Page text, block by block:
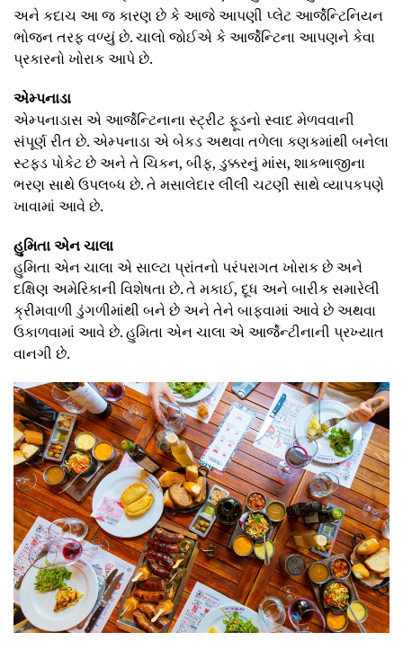
અને કદાચ આ જ કારણ છે કે આજે આપણી પ્લેટ આર્જેન્ટિનિયન
ભોજન તરફ વળ્યું છે. ચાલો જોઈએ કે આર્જેન્ટિના આપણને કેવા
પ્રકારનો ખોરાક આપે છે.
એમ્પનાડા
એમ્પનાડાસ એ આર્જેન્ટિનાના સ્ટ્રીટ ફૂડનો સ્વાદ મેળવવાની
સંપૂર્ણ રીત છે. એમ્પનાડા એ બેકડ અથવા તળેલા કણકમાંથી બનેલા
સ્ટફ્ડ પોકેટ છે અને તે ચિકન, બીફ, ડુક્કરનું માંસ, શાકભાજીના
ભરણ સાથે ઉપલબ્ધ છે. તે મસાલેદાર લીલી ચટણી સાથે વ્યાપકપણે
ખાવામાં આવે છે.
હુમિતા એન ચાલા
હુમિતા એન ચાલા એ સાલ્ટા પ્રાંતનો પરંપરાગત ખોરાક છે અને
દક્ષિણ અમેરિકાની વિશેષતા છે. તે મકાઈ, દૂધ અને બારીક સમારેલી
ક્રીમવાળી ડુંગળીમાંથી બને છે અને તેને બાફવામાં આવે છે અથવા
ઉકાળવામાં આવે છે. હુમિતા એન ચાલા એ આર્જેન્ટીનાની પ્રખ્યાત
વાનગી છે.